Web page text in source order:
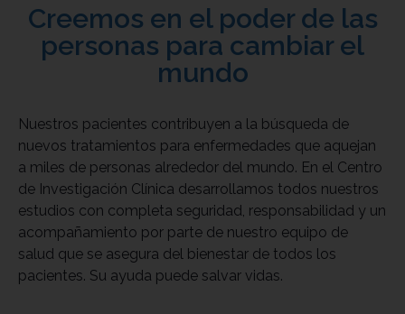
Creemos en el poder de las
personas para cambiar el
mundo
Nuestros pacientes contribuyen a la búsqueda de
nuevos tratamientos para enfermedades que aquejan
a miles de personas alrededor del mundo. En el Centro
de Investigación Clínica desarrollamos todos nuestros
estudios con completa seguridad, responsabilidad y un
acompañamiento por parte de nuestro equipo de
salud que se asegura del bienestar de todos los
pacientes. Su ayuda puede salvar vidas.